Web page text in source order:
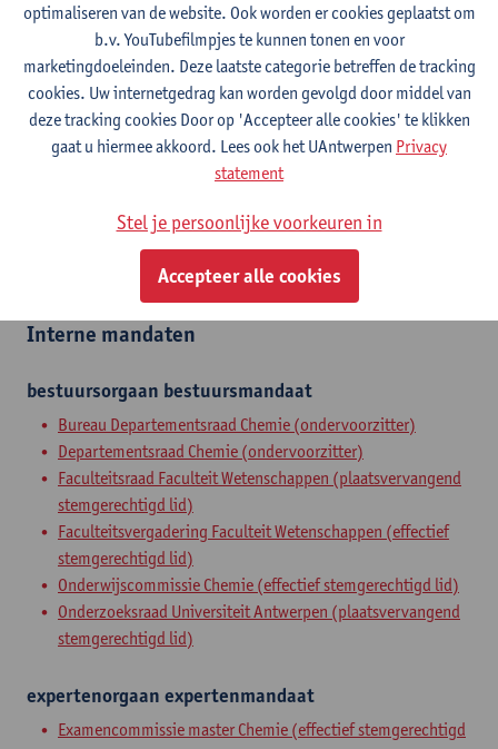
Afdeling
Departement Chemie
Zelfstandig academisch pers.
gewoon hoogleraar
Interne mandaten
bestuursorgaan bestuursmandaat
Bureau Departementsraad Chemie (ondervoorzitter)
Departementsraad Chemie (ondervoorzitter)
Faculteitsraad Faculteit Wetenschappen (plaatsvervangend
stemgerechtigd lid)
Faculteitsvergadering Faculteit Wetenschappen (effectief
stemgerechtigd lid)
Onderwijscommissie Chemie (effectief stemgerechtigd lid)
Onderzoeksraad Universiteit Antwerpen (plaatsvervangend
stemgerechtigd lid)
expertenorgaan expertenmandaat
Examencommissie master Chemie (effectief stemgerechtigd
optimaliseren van de website. Ook worden er cookies geplaatst om
b.v. YouTubefilmpjes te kunnen tonen en voor
marketingdoeleinden. Deze laatste categorie betreffen de tracking
cookies. Uw internetgedrag kan worden gevolgd door middel van
deze tracking cookies Door op 'Accepteer alle cookies' te klikken
gaat u hiermee akkoord. Lees ook het UAntwerpen Privacy
statement
Stel je persoonlijke voorkeuren in
Accepteer alle cookies